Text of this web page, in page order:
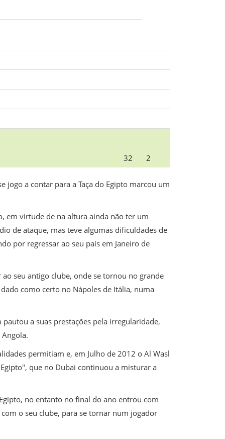
32 2
jogo a contar para a Taça do Egipto marcou um
em virtude de na altura ainda não ter um
de ataque, mas teve algumas dificuldades de
por regressar ao seu país em Janeiro de
seu antigo clube, onde se tornou no grande
como certo no Nápoles de Itália, numa
a suas prestações pela irregularidade,
permitiam e, em Julho de 2012 o Al Wasl
que no Dubai continuou a misturar a
no entanto no final do ano entrou com
o seu clube, para se tornar num jogador